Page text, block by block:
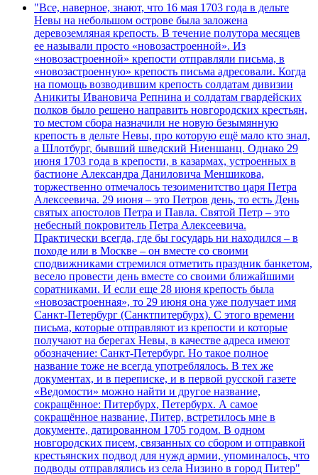
"Все, наверное, знают, что 16 мая 1703 года в дельте
Невы на небольшом острове была заложена
деревоземляная крепость. В течение полутора месяцев
ее называли просто «новозастроенной». Из
«новозастроенной» крепости отправляли письма, в
«новозастроенную» крепость письма адресовали. Когда
на помощь возводившим крепость солдатам дивизии
Аникиты Ивановича Репнина и солдатам гвардейских
полков было решено направить новгородских крестьян,
то местом сбора назначили не новую безымянную
крепость в дельте Невы, про которую ещё мало кто знал,
а Шлотбург, бывший шведский Ниеншанц. Однако 29
июня 1703 года в крепости, в казармах, устроенных в
бастионе Александра Даниловича Меншикова,
торжественно отмечалось тезоименитство царя Петра
Алексеевича. 29 июня – это Петров день, то есть День
святых апостолов Петра и Павла. Святой Петр – это
небесный покровитель Петра Алексеевича.
Практически всегда, где бы государь ни находился – в
походе или в Москве – он вместе со своими
сподвижниками стремился отметить праздник банкетом,
весело провести день вместе со своими ближайшими
соратниками. И если еще 28 июня крепость была
«новозастроенная», то 29 июня она уже получает имя
Санкт-Петербург (Санктпитербурх). С этого времени
письма, которые отправляют из крепости и которые
получают на берегах Невы, в качестве адреса имеют
обозначение: Санкт-Петербург. Но такое полное
название тоже не всегда употреблялось. В тех же
документах, и в переписке, и в первой русской газете
«Ведомости» можно найти и другое название,
сокращённое: Питербурх, Петербурх. А самое
сокращённое название, Питер, встретилось мне в
документе, датированном 1705 годом. В одном
новгородских писем, связанных со сбором и отправкой
крестьянских подвод для нужд армии, упоминалось, что
подводы отправлялись из села Низино в город Питер"